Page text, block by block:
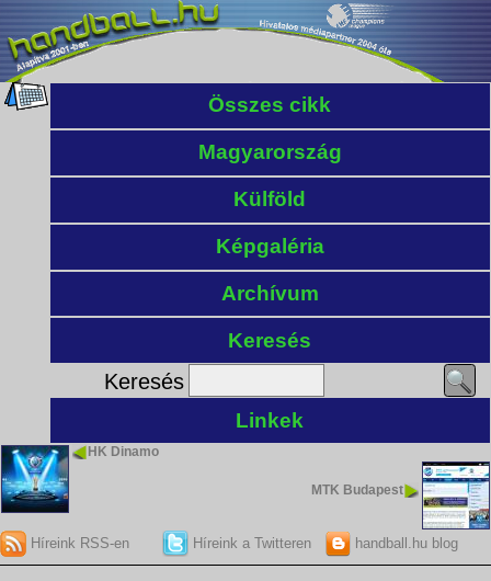
Összes cikk
Magyarország
Külföld
Képgaléria
Archívum
Keresés
Keresés
Linkek
HK Dinamo
MTK Budapest
Híreink RSS-en Híreink a Twitteren handball.hu blog